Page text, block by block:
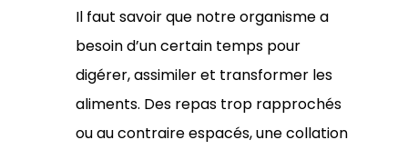
Il faut savoir que notre organisme a
besoin d’un certain temps pour
digérer, assimiler et transformer les
aliments. Des repas trop rapprochés
ou au contraire espacés, une collation